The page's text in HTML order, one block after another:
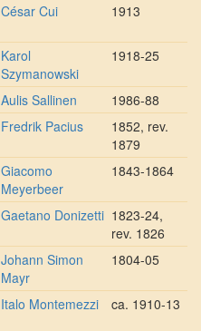
César Cui 1913
Karol
Szymanowski
1918-25
Aulis Sallinen
1986-88
Fredrik Pacius
1852, rev.
1879
Giacomo
Meyerbeer
1843-1864
Gaetano Donizetti 1823-24,
rev. 1826
Johann Simon
Mayr
1804-05
Italo Montemezzi ca. 1910-13